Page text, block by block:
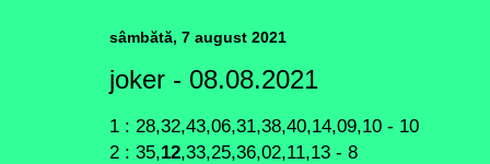
sâmbătă, 7 august 2021
joker - 08.08.2021
1 : 28,32,43,06,31,38,40,14,09,10 - 10
2 : 35,12,33,25,36,02,11,13 - 8